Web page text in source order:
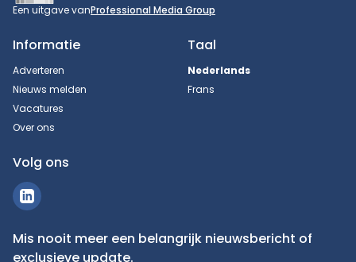
Een uitgave vanProfessional Media Group
Informatie
Adverteren
Nieuws melden
Vacatures
Over ons
Taal
Nederlands
Frans
Volg ons
Mis nooit meer een belangrijk nieuwsbericht of
exclusieve update.